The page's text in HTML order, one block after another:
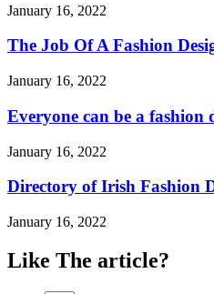
January 16, 2022
The Job Of A Fashion
January 16, 2022
Everyone can be a fashion
January 16, 2022
Directory of Irish Fashion
January 16, 2022
Like The article?